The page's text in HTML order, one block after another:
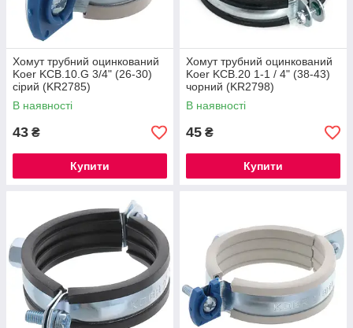
Хомут трубний оцинкований
Koer KCB.10.G 3/4" (26-30)
сірий (KR2785)
В наявності
43 ₴
Купити
Хомут трубний оцинкований
Koer KCB.20 1-1 / 4" (38-43)
чорний (KR2798)
В наявності
45 ₴
Купити